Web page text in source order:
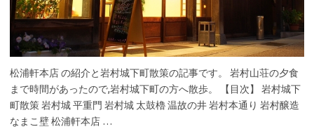
松浦軒本店 の紹介と岩村城下町散策の記事です。 岩村山荘の夕食
まで時間があったので,岩村城下町の方へ散歩。 【目次】 岩村城下
町散策 岩村城 平重門 岩村城 太鼓櫓 温故の井 岩村本通り 岩村醸造
なまこ壁 松浦軒本店 …